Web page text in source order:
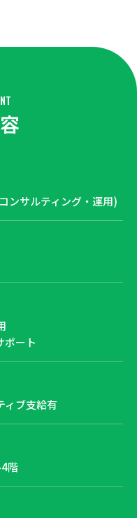
ンサルティング・運用)
ポート
ブ支給有
階